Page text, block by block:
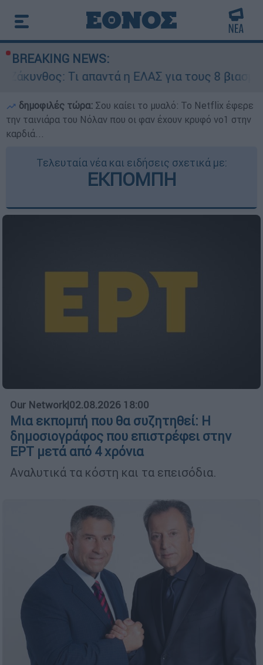
BREAKING NEWS:
απαντά η ΕΛΑΣ για τους 8 βιασμούς
δημοφιλές τώρα: Σου καίει το μυαλό: Το Netflix έφερε
την ταινιάρα του Νόλαν που οι φαν έχουν κρυφό νο1 στην
καρδιά...
Τελευταία νέα και ειδήσεις σχετικά με:
ΕΚΠΟΜΠΗ
Our Network|02.08.2026 18:00
Μια εκπομπή που θα συζητηθεί: Η
δημοσιογράφος που επιστρέφει στην
ΕΡΤ μετά από 4 χρόνια
Αναλυτικά τα κόστη και τα επεισόδια.